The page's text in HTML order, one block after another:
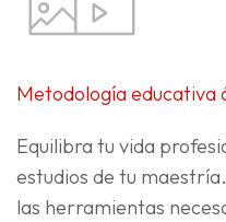
Metodología educativa
Equilibra tu vida
estudios de tu
las herramientas